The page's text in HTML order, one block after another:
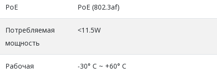
PoE PoE (802.3af)
Потребляемая
мощность
<11.5W
Рабочая
-30° C ~ +60° C